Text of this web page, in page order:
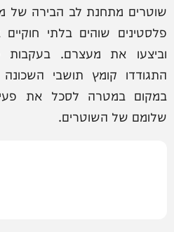
שוטרים מתחנת לב הבירה של
פלסטינים שוהים בלתי
וביצעו את מעצרם.
התגודדו קומץ תושבי
במקום במטרה לסכל את
שלומם של השוטרים.